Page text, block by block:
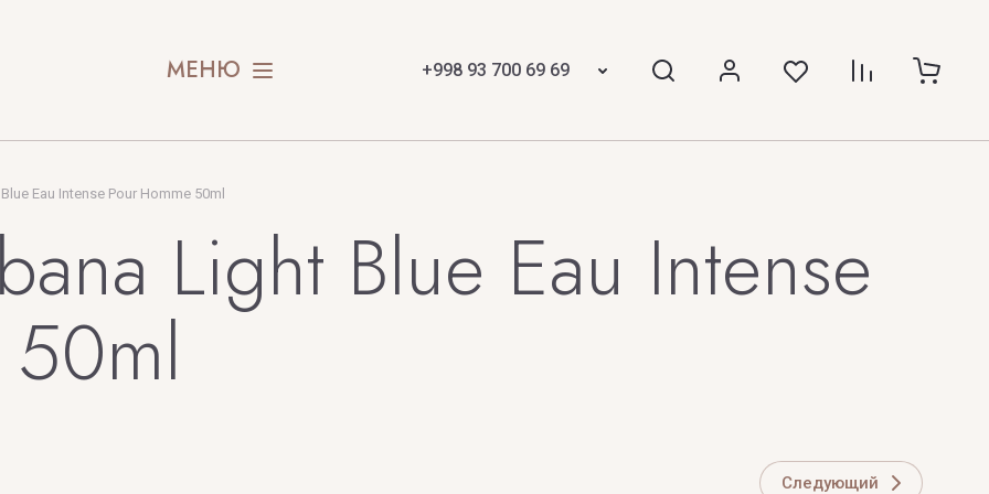
МЕНЮ +998 93 700 69 69
Eau Intense Pour Homme 50ml
Light Blue Eau Intense
Следующий
TOP PERFUMER
X
Xerjoff
Y Z
ZILLI
ZOEVA